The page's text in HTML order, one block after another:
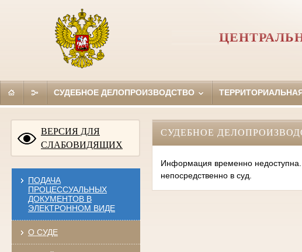
СУДЕБНОЕ ДЕЛОПРОИЗВОДСТВО
ВЕРСИЯ ДЛЯ
СЛАБОВИДЯЩИХ
ПОДАЧА
ПРОЦЕССУАЛЬНЫХ
ДОКУМЕНТОВ В
ЭЛЕКТРОННОМ ВИДЕ
О СУДЕ
СУДЕБНОЕ
Информация временно недоступна.
непосредственно в суд.